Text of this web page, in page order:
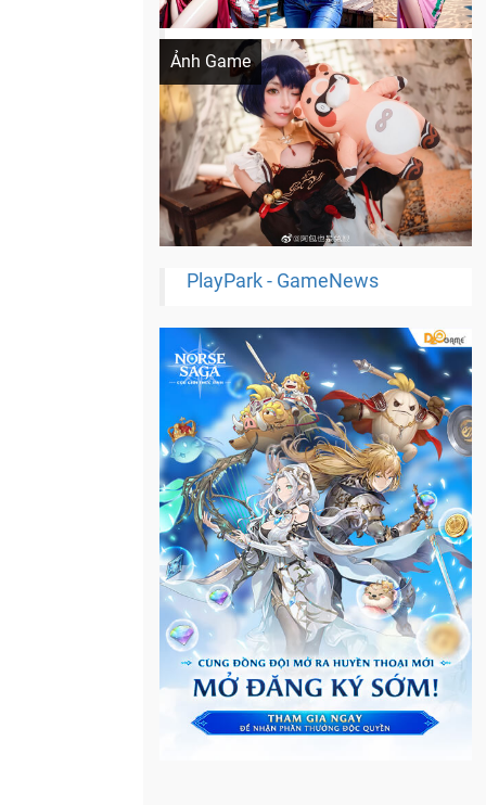
Ảnh Game
Cosplay Xiangling siêu cute
PlayPark - GameNews